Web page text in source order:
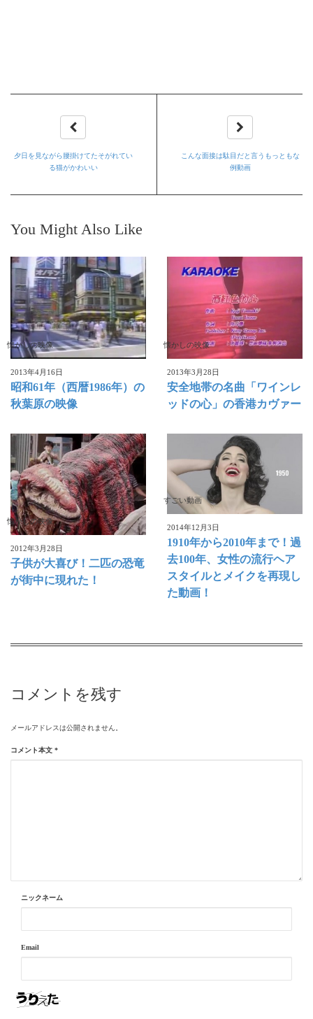
夕日を見ながら腰掛けてたそがれてい
る猫がかわいい
こんな面接は駄目だと言うもっともな
例動画
You Might Also Like
懐かしの映像
2013年4月16日
昭和61年（西暦1986年）の
秋葉原の映像
懐かしの映像
2013年3月28日
安全地帯の名曲「ワインレ
ッドの心」の香港カヴァー
懐かしの映像
2012年3月28日
子供が大喜び！二匹の恐竜
が街中に現れた！
すごい動画
2014年12月3日
1910年から2010年まで！過
去100年、女性の流行ヘア
スタイルとメイクを再現し
た動画！
コメントを残す
メールアドレスは公開されません。
コメント本文 *
ニックネーム
Email